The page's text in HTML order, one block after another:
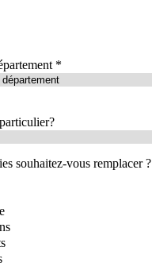
*
souhaitez-vous remplacer ?